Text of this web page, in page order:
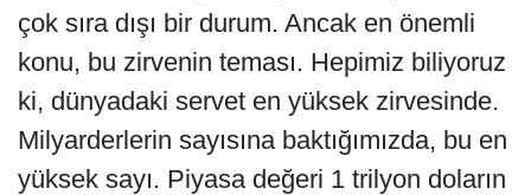
çok sıra dışı bir durum. Ancak en önemli
konu, bu zirvenin teması. Hepimiz biliyoruz
ki, dünyadaki servet en yüksek zirvesinde.
Milyarderlerin sayısına baktığımızda, bu en
yüksek sayı. Piyasa değeri 1 trilyon doların